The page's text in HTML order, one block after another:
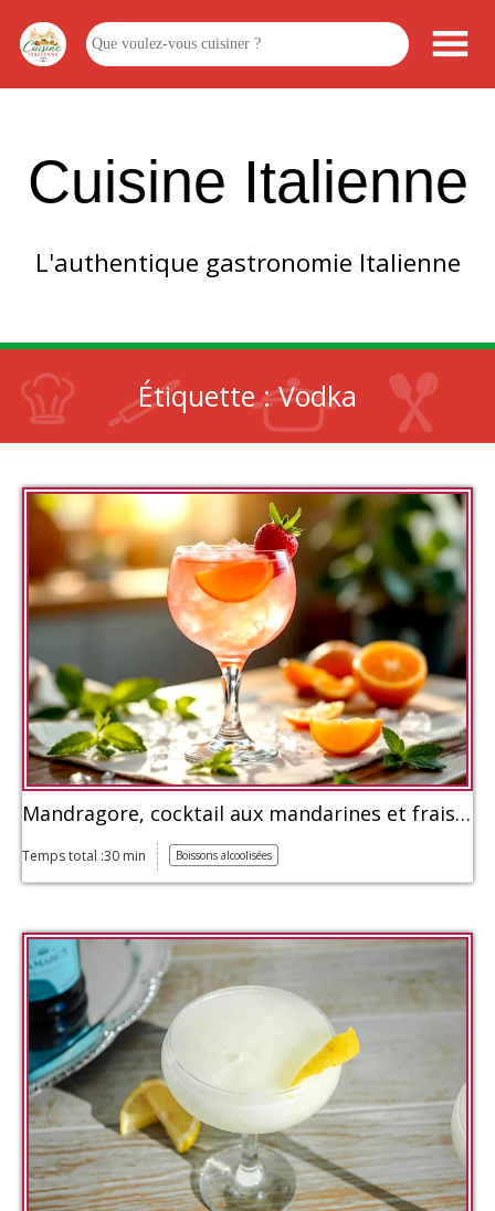
Cuisine Italienne
L'authentique gastronomie Italienne
Étiquette :Vodka
Mandragore, cocktail aux mandarines et fraises
Temps total :30 min Boissons alcoolisées